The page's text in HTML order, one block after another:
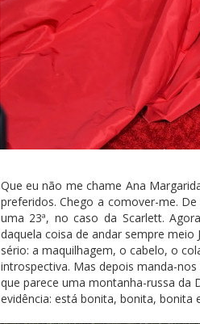
Que eu não me chame Ana
preferidos. Chego a comover-me.
uma 23ª, no caso da Scarlett.
daquela coisa de andar sempre meio
sério: a maquilhagem, o cabelo, o
introspectiva. Mas depois manda-
que parece uma montanha-russa da
evidência: está bonita, bonita, bonita